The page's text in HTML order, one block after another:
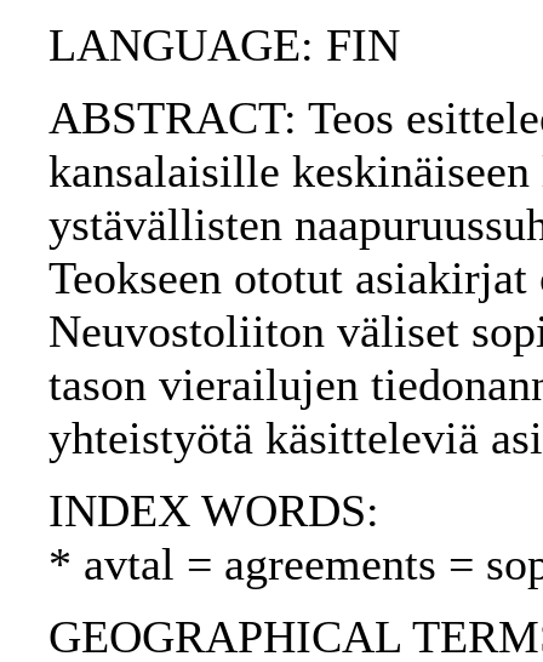
LANGUAGE: FIN
ABSTRACT: Teos
kansalaisille
ystävällisten
Teokseen ototut
Neuvostoliiton väliset
tason vierailujen
yhteistyötä käsitteleviä
INDEX WORDS:
* avtal = agreements =
GEOGRAPHICAL